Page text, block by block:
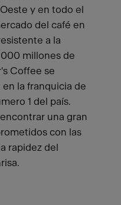
y en todo el
del café en
a la
millones de
Coffee se
la franquicia de
1 del país.
una gran
con las
rapidez del